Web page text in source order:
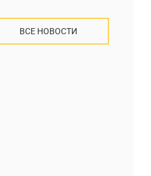
ВСЕ НОВОСТИ